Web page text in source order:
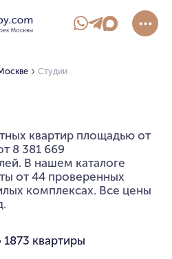
Студии
квартир площадью от
8 381 669
В нашем каталоге
от 44 проверенных
комплексах. Все цены
1873 квартиры